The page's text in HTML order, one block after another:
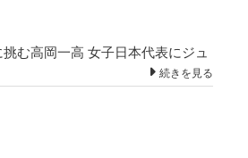
む高岡一高 女子日本代表にジュ
続きを見る